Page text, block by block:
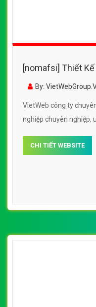
[nomafsi] Thiết
TBT đẹp, chuyên
By:
VietWeb công ty
nghiệp chuyên nghiệp,
CHI TIẾT WEBSITE